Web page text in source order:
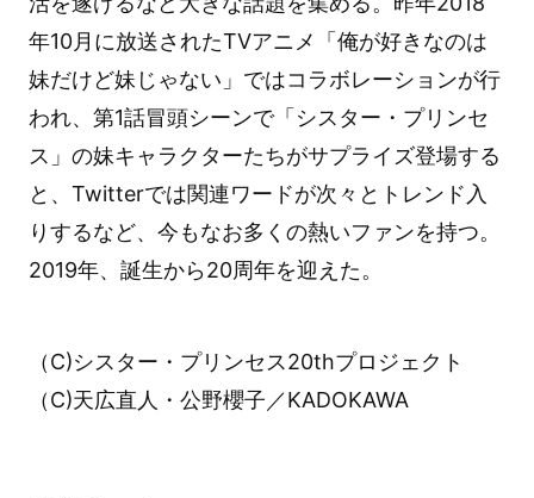
年10月に放送されたTVアニメ「俺が好きなのは
妹だけど妹じゃない」ではコラボレーションが行
われ、第1話冒頭シーンで「シスター・プリンセ
ス」の妹キャラクターたちがサプライズ登場する
と、Twitterでは関連ワードが次々とトレンド入
りするなど、今もなお多くの熱いファンを持つ。
2019年、誕生から20周年を迎えた。
（C)シスター・プリンセス20thプロジェクト
（C)天広直人・公野櫻子／KADOKAWA